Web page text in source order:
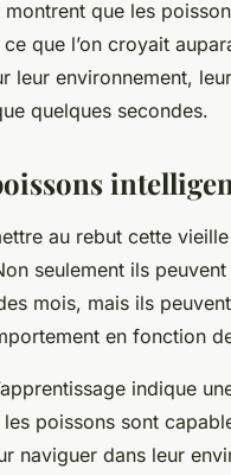
que les
que l’on croyait
leur environnement,
quelques secondes.
au rebut cette
seulement ils
mois, mais ils
en fonction
indique
poissons sont
naviguer dans leur